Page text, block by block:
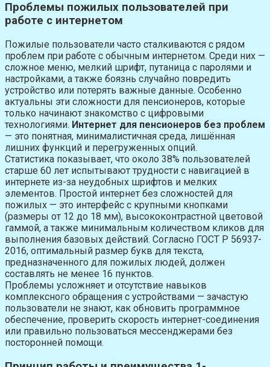
Проблемы пожилых пользователей при
работе с интернетом
Пожилые пользователи часто сталкиваются с рядом
проблем при работе с обычным интернетом. Среди них —
сложное меню, мелкий шрифт, путаница с паролями и
настройками, а также боязнь случайно повредить
устройство или потерять важные данные. Особенно
актуальны эти сложности для пенсионеров, которые
только начинают знакомство с цифровыми
технологиями. Интернет для пенсионеров без проблем
— это понятная, минималистичная среда, лишённая
лишних функций и перегруженных опций.
Статистика показывает, что около 38% пользователей
старше 60 лет испытывают трудности с навигацией в
интернете из-за неудобных шрифтов и мелких
элементов. Простой интернет без сложностей для
пожилых — это интерфейс с крупными кнопками
(размеры от 12 до 18 мм), высококонтрастной цветовой
гаммой, а также минимальным количеством кликов для
выполнения базовых действий. Согласно ГОСТ Р 56937-
2016, оптимальный размер букв для текста,
предназначенного для пожилых людей, должен
составлять не менее 16 пунктов.
Проблемы усложняет и отсутствие навыков
комплексного обращения с устройствами — зачастую
пользователи не знают, как обновить программное
обеспечение, проверить скорость интернет-соединения
или правильно пользоваться мессенджерами без
посторонней помощи.